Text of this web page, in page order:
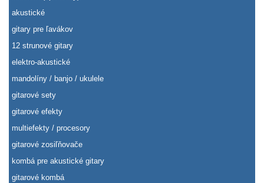
akustické
gitary pre ľavákov
12 strunové gitary
elektro-akustické
mandolíny / banjo / ukulele
gitarové sety
gitarové efekty
multiefekty / procesory
gitarové zosiľňovače
kombá pre akustické gitary
gitarové kombá